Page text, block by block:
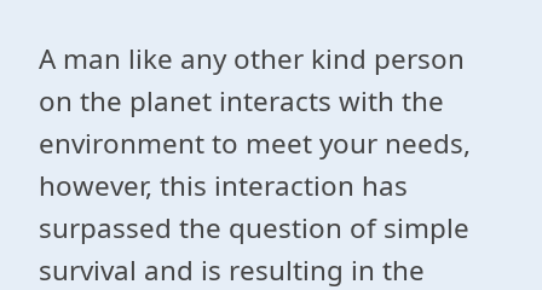
A man like any other kind person
on the planet interacts with the
environment to meet your needs,
however, this interaction has
surpassed the question of simple
survival and is resulting in the